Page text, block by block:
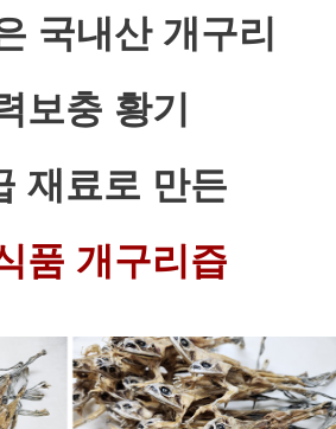
국내산 개구리
보충 황기
재료로 만든
품 개구리즙